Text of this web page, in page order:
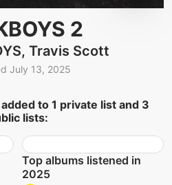
2
Travis Scott
July 13, 2025
to 1 private list and 3
lists:
Top albums listened in
2025